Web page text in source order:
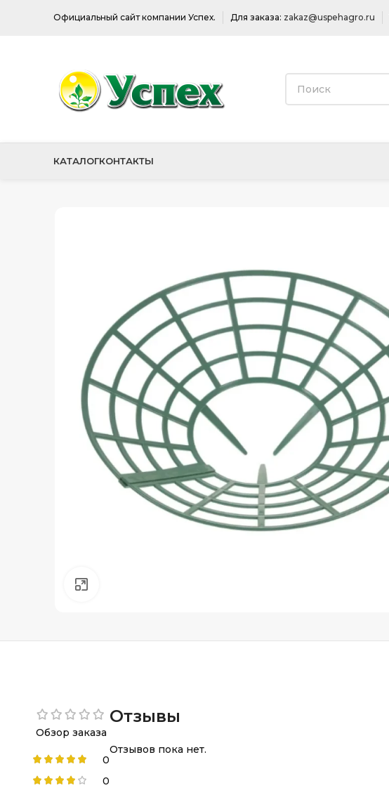
Официальный сайт компании Успех. Для заказа: zakaz@uspehagro.ru
КАТАЛОГКОНТАКТЫ
Обзор заказа
0
0
Отзывы
Отзывов пока нет.